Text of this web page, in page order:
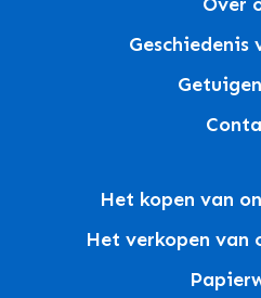
Over
Geschiedenis
Het kopen van
Het verkopen van